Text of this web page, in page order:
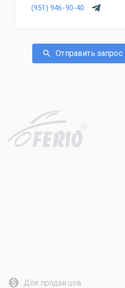
(951) 946-90-40
Отправить
R
Для продавцов